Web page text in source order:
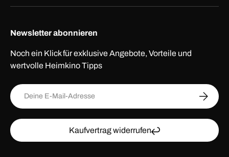
Newsletter abonnieren
Noch ein Klick für exklusive Angebote, Vorteile und
wertvolle Heimkino Tipps
E-Mail
Kaufvertrag widerrufen